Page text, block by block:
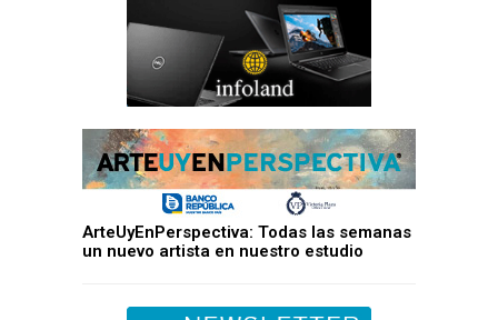
ArteUyEnPerspectiva: Todas las semanas
un nuevo artista en nuestro estudio